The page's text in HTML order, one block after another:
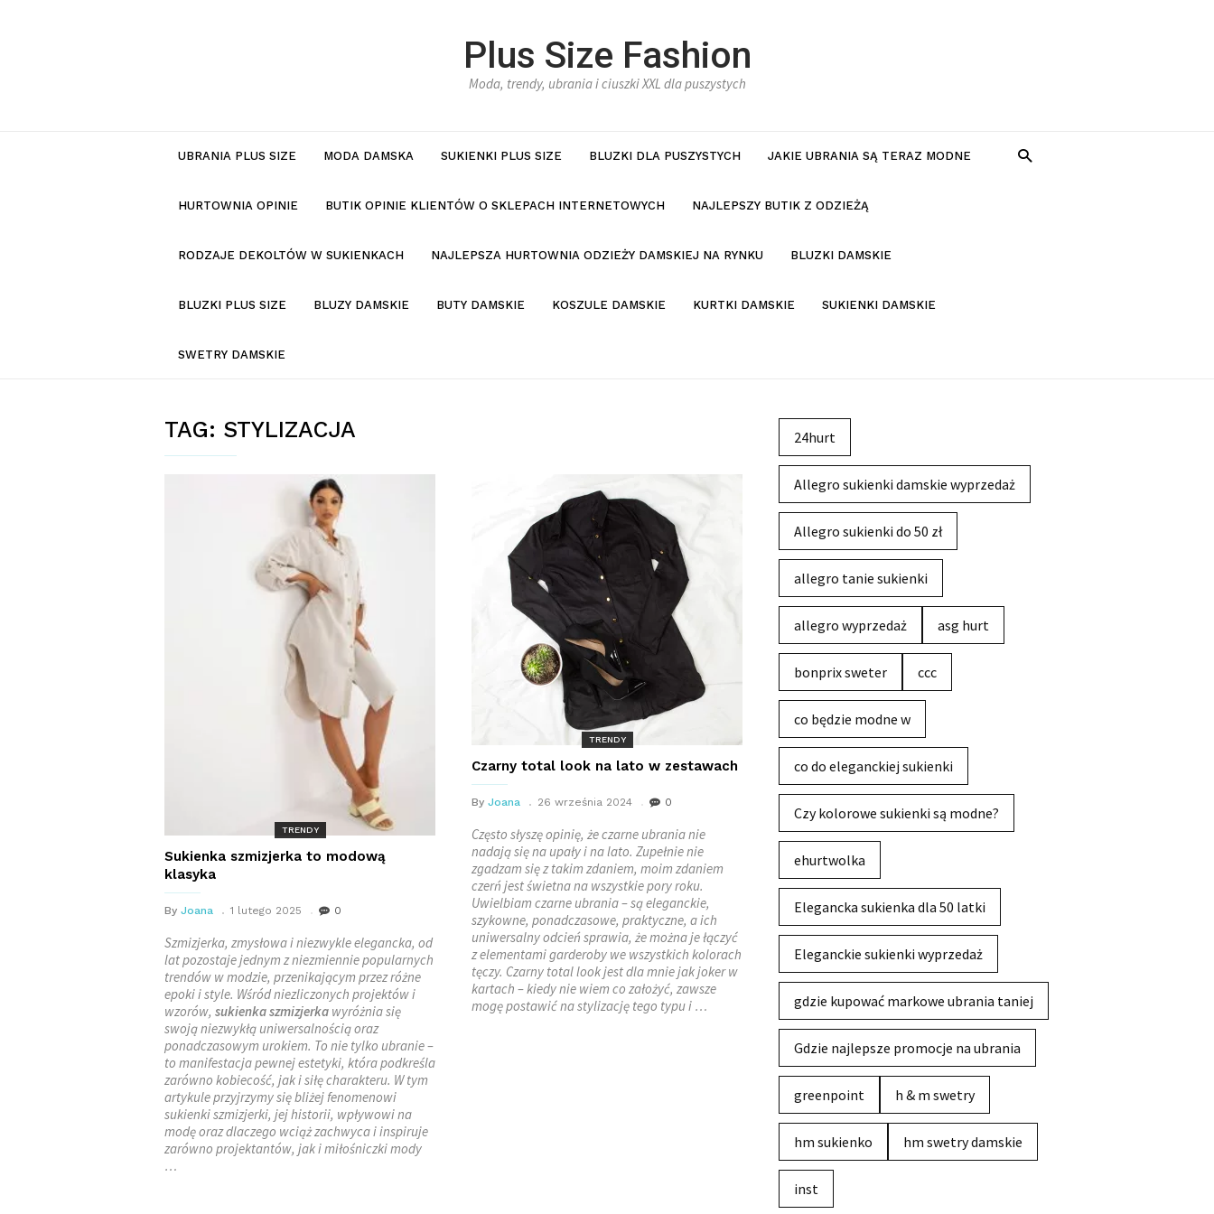
Plus Size Fashion
Moda, trendy, ubrania i ciuszki XXL dla puszystych
UBRANIA PLUS SIZE MODA DAMSKA SUKIENKI PLUS SIZE BLUZKI DLA PUSZYSTYCH JAKIE UBRANIA SĄ TERAZ MODNE
HURTOWNIA OPINIE BUTIK OPINIE KLIENTÓW O SKLEPACH INTERNETOWYCH NAJLEPSZY BUTIK Z ODZIEŻĄ
RODZAJE DEKOLTÓW W SUKIENKACH NAJLEPSZA HURTOWNIA ODZIEŻY DAMSKIEJ NA RYNKU BLUZKI DAMSKIE
BLUZKI PLUS SIZE BLUZY DAMSKIE BUTY DAMSKIE KOSZULE DAMSKIE KURTKI DAMSKIE SUKIENKI DAMSKIE
SWETRY DAMSKIE
TAG: STYLIZACJA
TRENDY
Sukienka szmizjerka to modową
klasyka
By Joana 1 lutego 2025 0
Szmizjerka, zmysłowa i niezwykle elegancka, od
lat pozostaje jednym z niezmiennie popularnych
trendów w modzie, przenikającym przez różne
epoki i style. Wśród niezliczonych projektów i
wzorów, sukienka szmizjerka wyróżnia się
swoją niezwykłą uniwersalnością oraz
ponadczasowym urokiem. To nie tylko ubranie –
to manifestacja pewnej estetyki, która podkreśla
zarówno kobiecość, jak i siłę charakteru. W tym
artykule przyjrzymy się bliżej fenomenowi
sukienki szmizjerki, jej historii, wpływowi na
modę oraz dlaczego wciąż zachwyca i inspiruje
zarówno projektantów, jak i miłośniczki mody
…
TRENDY
Czarny total look na lato w zestawach
By Joana 26 września 2024 0
Często słyszę opinię, że czarne ubrania nie
nadają się na upały i na lato. Zupełnie nie
zgadzam się z takim zdaniem, moim zdaniem
czerń jest świetna na wszystkie pory roku.
Uwielbiam czarne ubrania – są eleganckie,
szykowne, ponadczasowe, praktyczne, a ich
uniwersalny odcień sprawia, że można je łączyć
z elementami garderoby we wszystkich kolorach
tęczy. Czarny total look jest dla mnie jak joker w
kartach – kiedy nie wiem co założyć, zawsze
mogę postawić na stylizację tego typu i …
24hurt
Allegro sukienki damskie wyprzedaż
Allegro sukienki do 50 zł
allegro tanie sukienki
allegro wyprzedaż asg hurt
bonprix sweter ccc
co będzie modne w
co do eleganckiej sukienki
Czy kolorowe sukienki są modne?
ehurtwolka
Elegancka sukienka dla 50 latki
Eleganckie sukienki wyprzedaż
gdzie kupować markowe ubrania taniej
Gdzie najlepsze promocje na ubrania
greenpoint h & m swetry
hm sukienko hm swetry damskie
inst